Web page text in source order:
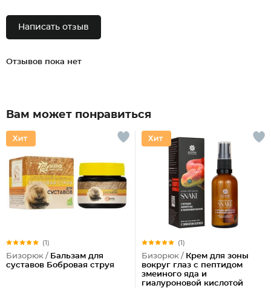
Написать отзыв
Отзывов пока нет
Вам может понравиться
(1)
Бизорюк / Бальзам для
суставов Бобровая струя
(1)
Бизорюк / Крем для зоны
вокруг глаз с пептидом
змеиного яда и
гиалуроновой кислотой